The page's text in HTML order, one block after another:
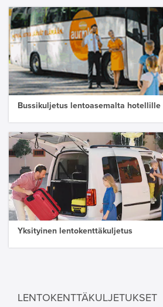
Bussikuljetus lentoasemalta hotellille
Yksityinen lentokenttäkuljetus
LENTOKENTTÄKULJETUKSET